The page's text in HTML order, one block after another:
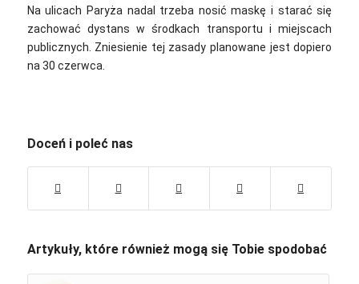
Na ulicach Paryża nadal trzeba nosić maskę i starać się
zachować dystans w środkach transportu i miejscach
publicznych. Zniesienie tej zasady planowane jest dopiero
na 30 czerwca.
Doceń i poleć nas
Artykuły, które również mogą się Tobie spodobać